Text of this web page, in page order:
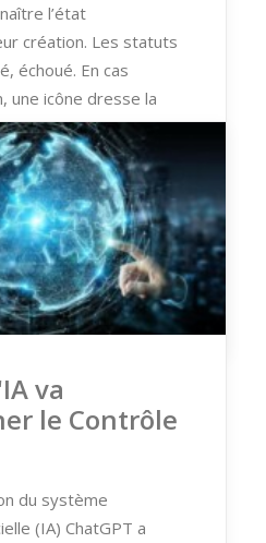
l’état
création. Les statuts
échoué. En cas
une icône dresse la
d’échec.
sur les sujets
article,n’hésitez pas à
va
le Contrôle
du système
(IA) ChatGPT a